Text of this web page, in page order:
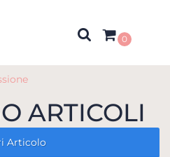
0
ARTICOLI
Articolo